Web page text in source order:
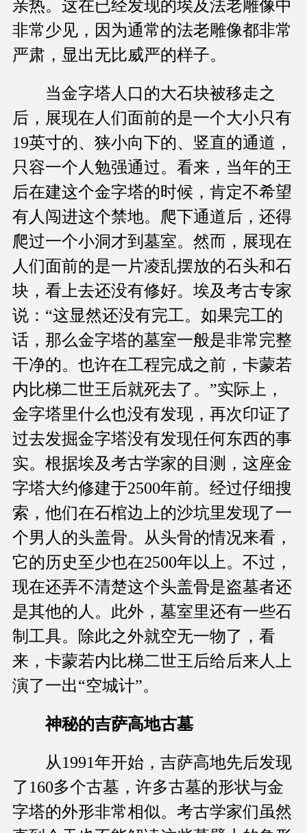
亲热。这在已经发现的埃及法老雕像中
非常少见，因为通常的法老雕像都非常
严肃，显出无比威严的样子。
当金字塔人口的大石块被移走之
后，展现在人们面前的是一个大小只有
19英寸的、狭小向下的、竖直的通道，
只容一个人勉强通过。看来，当年的王
后在建这个金字塔的时候，肯定不希望
有人闯进这个禁地。爬下通道后，还得
爬过一个小洞才到墓室。然而，展现在
人们面前的是一片凌乱摆放的石头和石
块，看上去还没有修好。埃及考古专家
说：“这显然还没有完工。如果完工的
话，那么金字塔的墓室一般是非常完整
干净的。也许在工程完成之前，卡蒙若
内比梯二世王后就死去了。”实际上，
金字塔里什么也没有发现，再次印证了
过去发掘金字塔没有发现任何东西的事
实。根据埃及考古学家的目测，这座金
字塔大约修建于2500年前。经过仔细搜
索，他们在石棺边上的沙坑里发现了一
个男人的头盖骨。从头骨的情况来看，
它的历史至少也在2500年以上。不过，
现在还弄不清楚这个头盖骨是盗墓者还
是其他的人。此外，墓室里还有一些石
制工具。除此之外就空无一物了，看
来，卡蒙若内比梯二世王后给后来人上
演了一出“空城计”。
神秘的吉萨高地古墓
从1991年开始，吉萨高地先后发现
了160多个古墓，许多古墓的形状与金
字塔的外形非常相似。考古学家们虽然